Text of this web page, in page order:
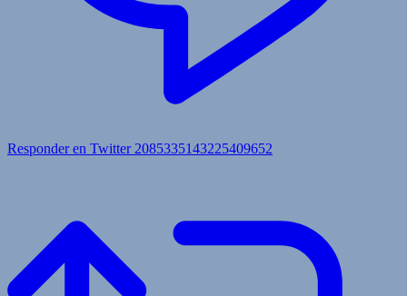
Responder en Twitter 2085335143225409652